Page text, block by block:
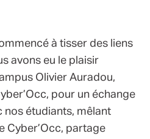
à tisser des liens
avons eu le plaisir
Olivier Auradou,
pour un échange
nos étudiants, mêlant
Cyber’Occ, partage